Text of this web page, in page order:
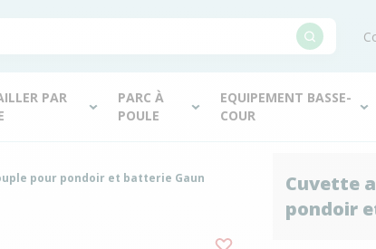
PAR
PARC À
POULE
EQUIPEMENT BASSE-
COUR
Cuvette
pondoir
pour pondoir et batterie Gaun